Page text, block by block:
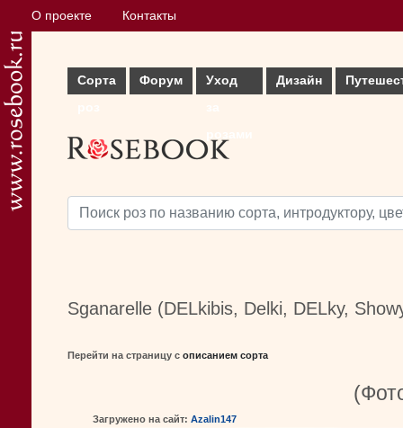
О проекте Контакты
Сорта
Форум
Уход
Дизайн
Sganarelle (DELkibis, Delki, DELky,
Перейти на страницу с описанием сорта
Загружено на сайт: Azalin147